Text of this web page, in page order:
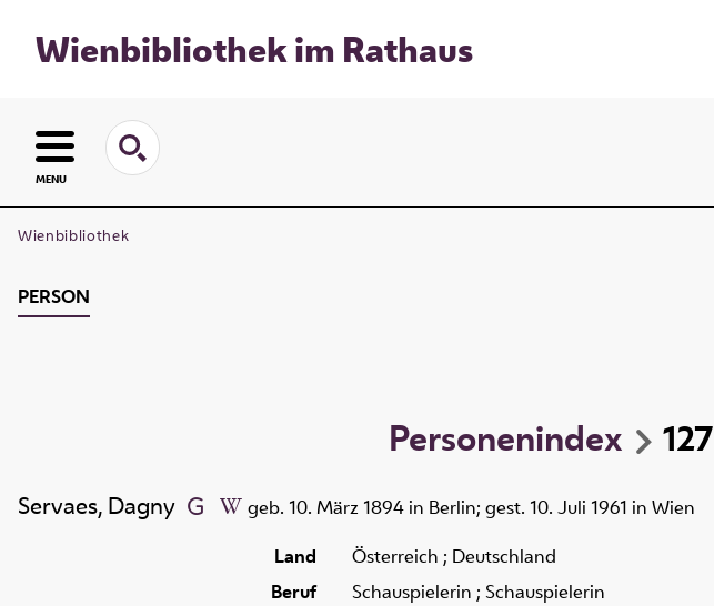
Wienbibliothek im Rathaus
MENU
Wienbibliothek
PERSON
Personenindex 127
Servaes, Dagny
geb. 10. März 1894 in Berlin; gest. 10. Juli 1961 in Wien
Land
Österreich ; Deutschland
Beruf
Schauspielerin ; Schauspielerin